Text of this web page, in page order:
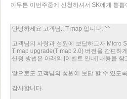
아무튼 이번주중에 신청하셔서 SK에게 뽕뽑
안녕하세요 고객님.. T map 입니다. ^^
고객님의 사랑과 성원에 보답하고자 Micro
T map upgrade(T map 2.0) 버전을 간편하
신청 방법은 아래의 [이벤트 안내] 내용을 참
앞으로도 고객님의 성원에 보답 할 수 있도
감사합니다.